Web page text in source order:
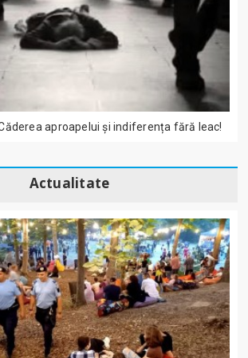
aproapelui și indiferența fără leac!
Actualitate